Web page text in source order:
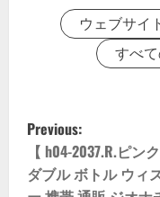
ウェブサイ
すべ
P
o
Previous:
【 h04-2037.R.ピン
ダブル ボトル ウィ